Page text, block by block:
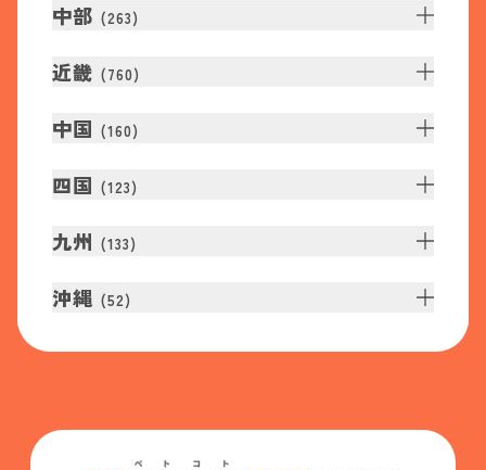
中部 (263)
近畿 (760)
中国 (160)
四国 (123)
九州 (133)
沖縄 (52)